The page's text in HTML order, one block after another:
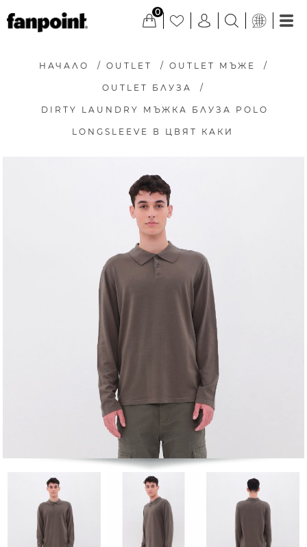
0
НАЧАЛО / OUTLET / OUTLET МЪЖЕ /
OUTLET БЛУЗА /
DIRTY LAUNDRY МЪЖКА БЛУЗА POLO
LONGSLEEVE В ЦВЯТ КАКИ